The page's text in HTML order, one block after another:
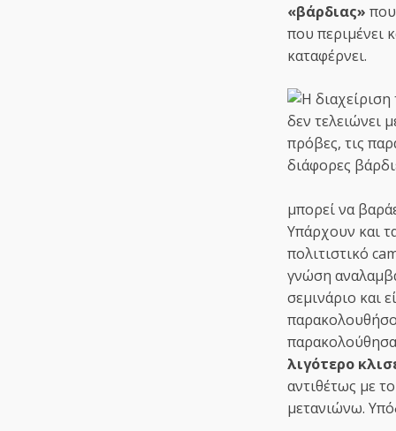
«βάρδιας» που
που περιμένει
καταφέρνει.
μπορεί να
Υπάρχουν και
πολιτιστικό
γνώση
σεμινάριο και
λιγότερο
αντιθέτως με
μετανιώνω.